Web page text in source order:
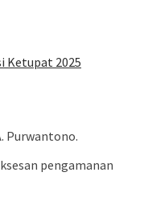
Ketupat 2025
Purwantono.
pengamanan